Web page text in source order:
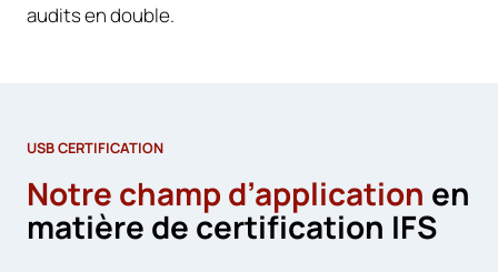
audits en double.
USB CERTIFICATION
Notre champ d’application en
matière de certification IFS